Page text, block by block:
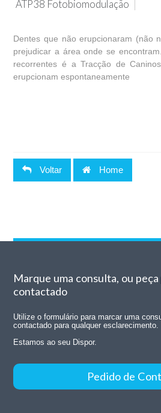
ATP38 Fotobiomodulação
Dentes que não erupcionaram (não
prejudicar a área onde se
recorrentes é a Tracção de
erupcionam espontaneamente
Voltar Home
Marque uma consulta, ou
contactado
Utilize o formulário para marcar uma
contactado para qualquer esclarecimento.
Estamos ao seu Dispor.
Pedido de